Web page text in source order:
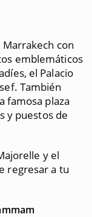
con
emblemáticos
el Palacio
También
famosa plaza
y puestos de
y el
regresar a tu